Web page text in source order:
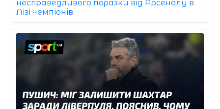
несправедливого поразки від Арсеналу в
Лізі чемпіонів.